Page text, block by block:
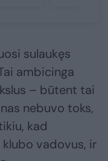
sulaukęs
ambicinga
– būtent tai
nebuvo toks,
kad
vadovus, ir